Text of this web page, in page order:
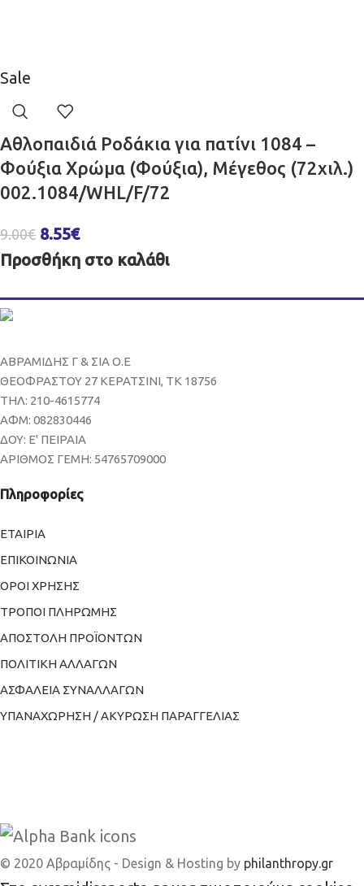
Sale
Αθλοπαιδιά Ροδάκια για πατίνι 1084 –
Φούξια Χρώμα (Φούξια), Μέγεθος (72χιλ.)
002.1084/WHL/F/72
9.00€ 8.55€
Προσθήκη στο καλάθι
ΑΒΡΑΜΙΔΗΣ Γ & ΣΙΑ Ο.Ε
ΘΕΟΦΡΑΣΤΟΥ 27 ΚΕΡΑΤΣΙΝΙ, ΤΚ 18756
ΤΗΛ: 210-4615774
ΑΦΜ: 082830446
ΔΟΥ: Ε' ΠΕΙΡΑΙΑ
ΑΡΙΘΜΟΣ ΓΕΜΗ: 54765709000
Πληροφορίες
ΕΤΑΙΡΙΑ
ΕΠΙΚΟΙΝΩΝΙΑ
ΟΡΟΙ ΧΡΗΣΗΣ
ΤΡΟΠΟΙ ΠΛΗΡΩΜΗΣ
ΑΠΟΣΤΟΛΗ ΠΡΟΪΟΝΤΩΝ
ΠΟΛΙΤΙΚΗ ΑΛΛΑΓΩΝ
ΑΣΦΑΛΕΙΑ ΣΥΝΑΛΛΑΓΩΝ
ΥΠΑΝΑΧΩΡΗΣΗ / ΑΚΥΡΩΣΗ ΠΑΡΑΓΓΕΛΙΑΣ
© 2020 Αβραμίδης - Design & Hosting by philanthropy.gr